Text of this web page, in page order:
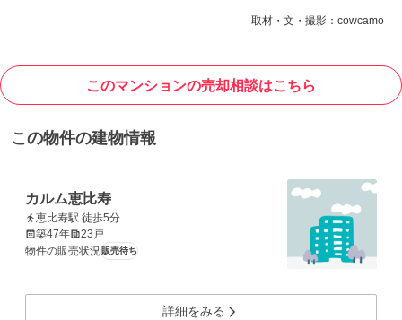
取材・文・撮影：cowcamo
このマンションの売却相談はこちら
この物件の建物情報
カルム恵比寿
恵比寿駅 徒歩5分
築47年
23戸
物件の販売状況 販売待ち
詳細をみる